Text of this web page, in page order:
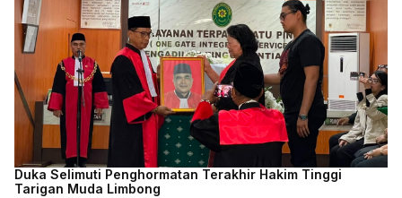
Duka Selimuti Penghormatan Terakhir Hakim Tinggi
Tarigan Muda Limbong